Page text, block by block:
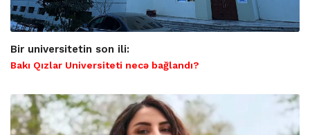
Bir universitetin son ili:
Bakı Qızlar Universiteti necə bağlandı?